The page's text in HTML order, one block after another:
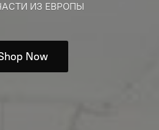
ИЗ ЕВРОПЫ
Now